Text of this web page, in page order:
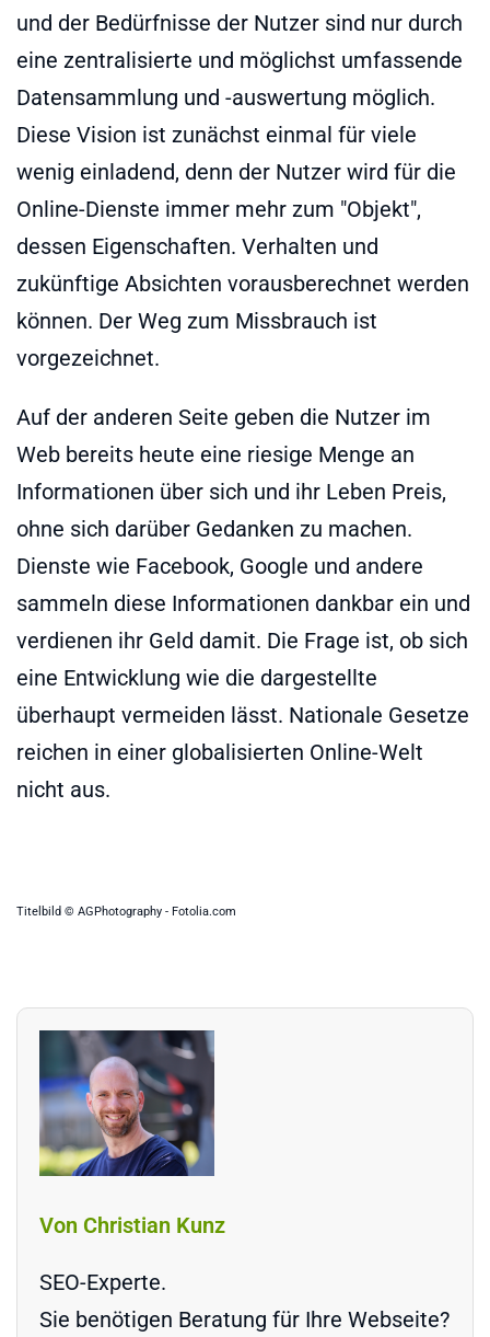
und der Bedürfnisse der Nutzer sind nur durch
eine zentralisierte und möglichst umfassende
Datensammlung und -auswertung möglich.
Diese Vision ist zunächst einmal für viele
wenig einladend, denn der Nutzer wird für die
Online-Dienste immer mehr zum "Objekt",
dessen Eigenschaften. Verhalten und
zukünftige Absichten vorausberechnet werden
können. Der Weg zum Missbrauch ist
vorgezeichnet.
Auf der anderen Seite geben die Nutzer im
Web bereits heute eine riesige Menge an
Informationen über sich und ihr Leben Preis,
ohne sich darüber Gedanken zu machen.
Dienste wie Facebook, Google und andere
sammeln diese Informationen dankbar ein und
verdienen ihr Geld damit. Die Frage ist, ob sich
eine Entwicklung wie die dargestellte
überhaupt vermeiden lässt. Nationale Gesetze
reichen in einer globalisierten Online-Welt
nicht aus.
Titelbild © AGPhotography - Fotolia.com
Von Christian Kunz
SEO-Experte.
Sie benötigen Beratung für Ihre Webseite?